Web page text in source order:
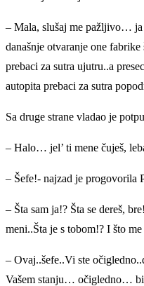
– Mala, slušaj me pažljivo…
današnje otvaranje one
prebaci za sutra ujutru..a
autopita prebaci za sutra
Sa druge strane vladao je
– Halo… jel’ ti mene čuješ,
– Šefe!- najzad je progovorila
– Šta sam ja!? Šta se dereš,
meni..Šta je s tobom!? I što
– Ovaj..šefe..Vi ste
Vašem stanju… očigledno…